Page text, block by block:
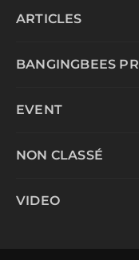
ARTICLES
BANGINGBEES
EVENT
NON CLASSÉ
VIDEO